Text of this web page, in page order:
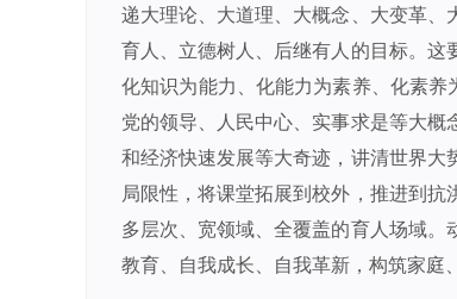
递大理论、大道理、大概念、大变革
育人、立德树人、后继有人的目标。这
化知识为能力、化能力为素养、化素养
党的领导、人民中心、实事求是等大
和经济快速发展等大奇迹，讲清世界
局限性，将课堂拓展到校外，推进到抗
多层次、宽领域、全覆盖的育人场域
教育、自我成长、自我革新，构筑家庭